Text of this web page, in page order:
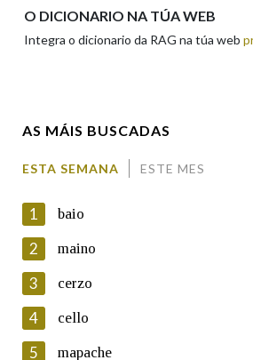
En cumprimento da normativa vixente en
Protección de Datos de Carácter Persoal, a
Galega informa a aqueles usuarios que
electrónico, así como calquera outra
O DICIONARIO NA TÚA WEB
Integra o dicionario da RAG na túa web
AS MÁIS BUSCADAS
ESTA SEMANA ESTE MES
1 baio
2 maino
3 cerzo
4 cello
5 mapache